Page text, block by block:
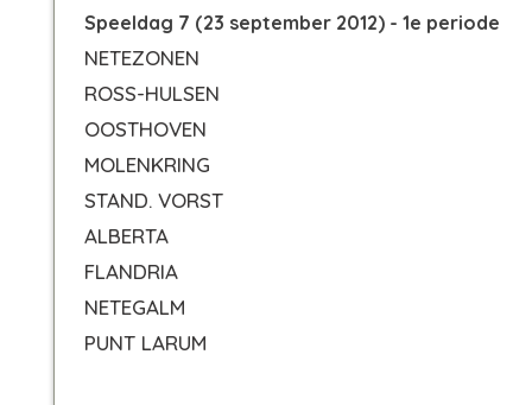
Speeldag 7 (23 september 2012) - 1e periode
NETEZONEN
ROSS-HULSEN
OOSTHOVEN
MOLENKRING
STAND. VORST
ALBERTA
FLANDRIA
NETEGALM
PUNT LARUM